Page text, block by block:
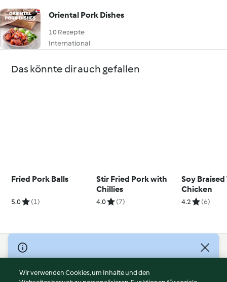
Oriental Pork Dishes
10 Rezepte
International
Das könnte dir auch gefallen
Fried Pork Balls
5.0 (1)
Stir Fried Pork with
Chillies
4.0 (7)
Soy
Chicken
4.2 (6)
© Copyright 2026
Nutzungsbedingungen
Wir verwenden Cookies, um Inhalte und den